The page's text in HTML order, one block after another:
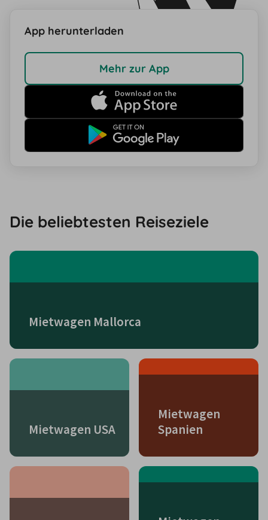
App herunterladen
Mehr zur App
Die beliebtesten Reiseziele
Mietwagen Mallorca
Mietwagen USA
Mietwagen
Spanien